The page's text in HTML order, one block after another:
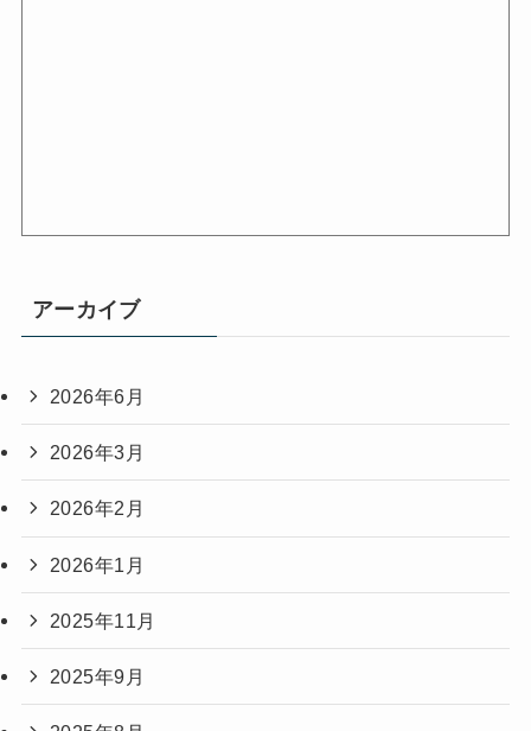
アーカイブ
2026年6月
2026年3月
2026年2月
2026年1月
2025年11月
2025年9月